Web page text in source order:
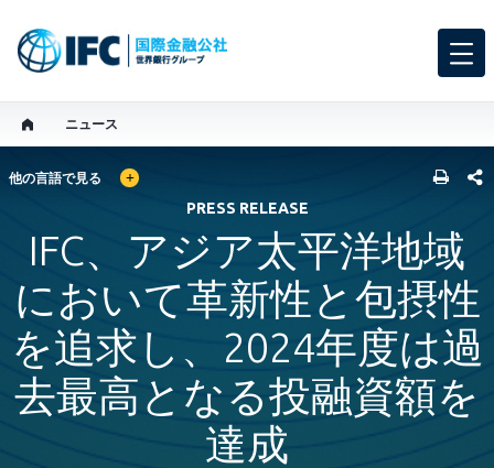
ニュース
GLOBAL LANGUAGE TOGGLER
他の言語で見る
PRESS RELEASE
IFC、アジア太平洋地域
において革新性と包摂性
を追求し、2024年度は過
去最高となる投融資額を
達成